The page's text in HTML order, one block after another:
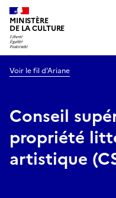
MINISTÈRE
DE LA CULTURE
Voir le fil d’Ariane
Conseil
propriété
artistique